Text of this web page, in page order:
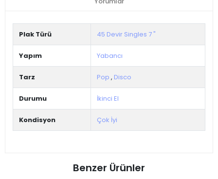
Plak Türü 45 Devir Singles 7 "
Yapım Yabancı
Tarz Pop , Disco
Durumu İkinci El
Kondisyon Çok İyi
Benzer Ürünler